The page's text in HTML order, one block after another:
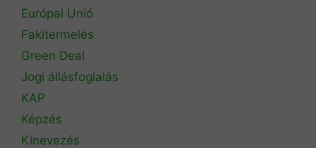
Európai Unió
Fakitermelés
Green Deal
Jogi állásfoglalás
KAP
Képzés
Kinevezés